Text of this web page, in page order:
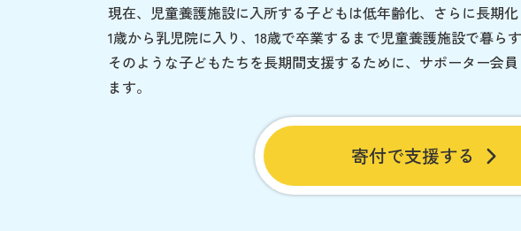
現在、児童養護施設に入所する子どもは低年齢化、さらに長期化
1歳から乳児院に入り、18歳で卒業するまで児童養護施設で暮ら
そのような子どもたちを長期間支援するために、サポーター会
ます。
寄付で支援する